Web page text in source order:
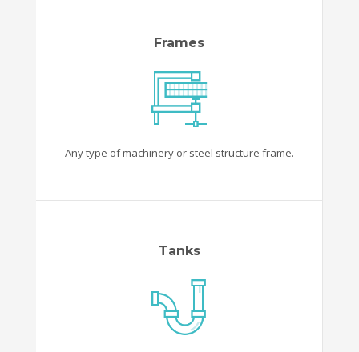
Frames
Any type of machinery or steel structure frame.
Tanks